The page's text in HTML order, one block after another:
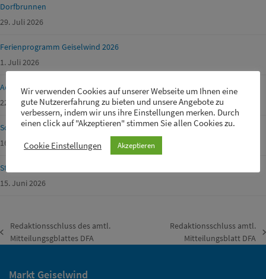
Dorfbrunnen
29. Juli 2026
Ferienprogramm Geiselwind 2026
1. Juli 2026
Achtung Waldbrandgefahr!
22. Juni 2026
Schülerbetreuer m/w/d für unsere Drei-Franken-Grundschule gesucht
16. Juni 2026
Straßensperrungen von Gemeinde-, Kreis-, Staats- und Fernstraßen
15. Juni 2026
vorheriger
Redaktionsschluss des amtl.
Mitteilungsgblattes DFA
Redaktionsschluss amtl.
Mitteilungsblatt DFA
Markt Geiselwind
Wir verwenden Cookies auf unserer Webseite um Ihnen eine
gute Nutzererfahrung zu bieten und unsere Angebote zu
verbessern, indem wir uns ihre Einstellungen merken. Durch
einen click auf "Akzeptieren" stimmen Sie allen Cookies zu.
Cookie Einstellungen Akzeptieren